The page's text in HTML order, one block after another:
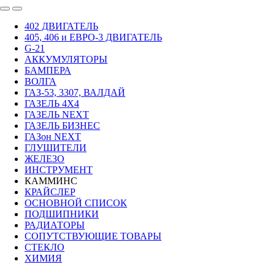
402 ДВИГАТЕЛЬ
405, 406 и ЕВРО-3 ДВИГАТЕЛЬ
G-21
АККУМУЛЯТОРЫ
БАМПЕРА
ВОЛГА
ГАЗ-53, 3307, ВАЛДАЙ
ГАЗЕЛЬ 4Х4
ГАЗЕЛЬ NEXT
ГАЗЕЛЬ БИЗНЕС
ГАЗон NEXT
ГЛУШИТЕЛИ
ЖЕЛЕЗО
ИНСТРУМЕНТ
КАММИНС
КРАЙСЛЕР
ОСНОВНОЙ СПИСОК
ПОДШИПНИКИ
РАДИАТОРЫ
СОПУТСТВУЮЩИЕ ТОВАРЫ
СТЕКЛО
ХИМИЯ